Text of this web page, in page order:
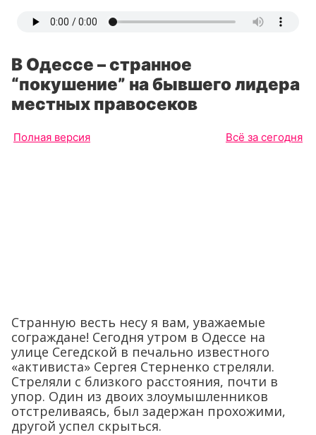
В Одессе – странное
“покушение” на бывшего лидера
местных правосеков
Полная версия Всё за сегодня
Странную весть несу я вам, уважаемые
сограждане! Сегодня утром в Одессе на
улице Сегедской в печально известного
«активиста» Сергея Стерненко стреляли.
Стреляли с близкого расстояния, почти в
упор. Один из двоих злоумышленников
отстреливаясь, был задержан прохожими,
другой успел скрыться.